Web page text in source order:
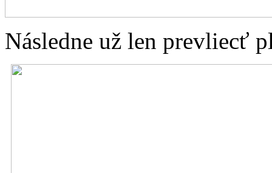
Následne už len prevliecť